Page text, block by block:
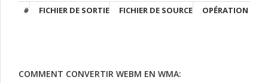
# FICHIER DE SORTIE FICHIER DE SOURCE OPÉRATION
COMMENT CONVERTIR WEBM EN WMA: